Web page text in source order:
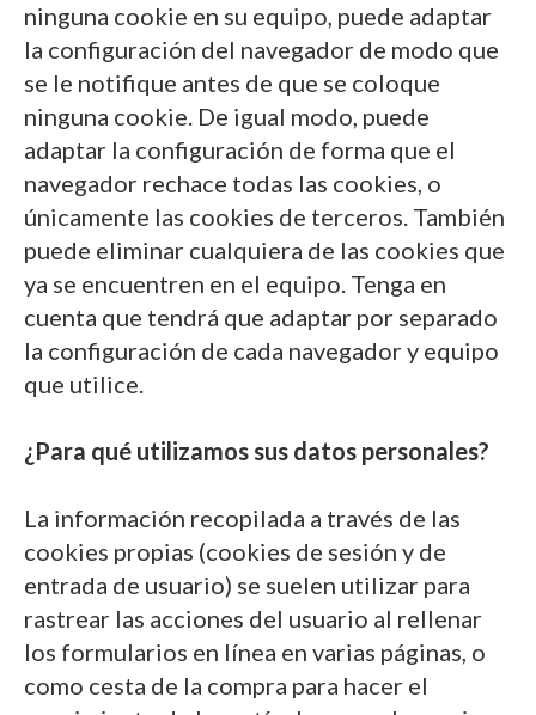
ninguna cookie en su equipo, puede adaptar
la configuración del navegador de modo que
se le notifique antes de que se coloque
ninguna cookie. De igual modo, puede
adaptar la configuración de forma que el
navegador rechace todas las cookies, o
únicamente las cookies de terceros. También
puede eliminar cualquiera de las cookies que
ya se encuentren en el equipo. Tenga en
cuenta que tendrá que adaptar por separado
la configuración de cada navegador y equipo
que utilice.
¿Para qué utilizamos sus datos personales?
La información recopilada a través de las
cookies propias (cookies de sesión y de
entrada de usuario) se suelen utilizar para
rastrear las acciones del usuario al rellenar
los formularios en línea en varias páginas, o
como cesta de la compra para hacer el